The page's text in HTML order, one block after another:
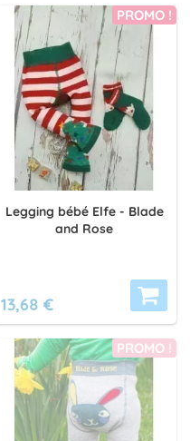
PROMO !
Legging bébé Elfe - Blade
and Rose
13,68 €
PROMO !